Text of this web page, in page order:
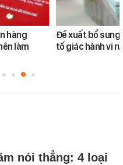
hàng
làm
Đề xuất bổ
tố giác hành vi
nói thẳng: 4 loại